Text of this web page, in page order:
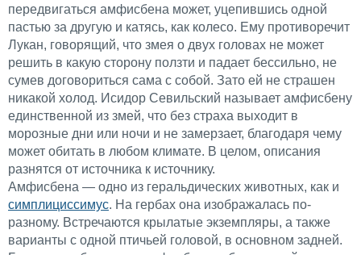
передвигаться амфисбена может, уцепившись одной
пастью за другую и катясь, как колесо. Ему противоречит
Лукан, говорящий, что змея о двух головах не может
решить в какую сторону ползти и падает бессильно, не
сумев договориться сама с собой. Зато ей не страшен
никакой холод. Исидор Севильский называет амфисбену
единственной из змей, что без страха выходит в
морозные дни или ночи и не замерзает, благодаря чему
может обитать в любом климате. В целом, описания
разнятся от источника к источнику.
Амфисбена — одно из геральдических животных, как и
симплициссимус. На гербах она изображалась по-
разному. Встречаются крылатые экземпляры, а также
варианты с одной птичьей головой, в основном задней.